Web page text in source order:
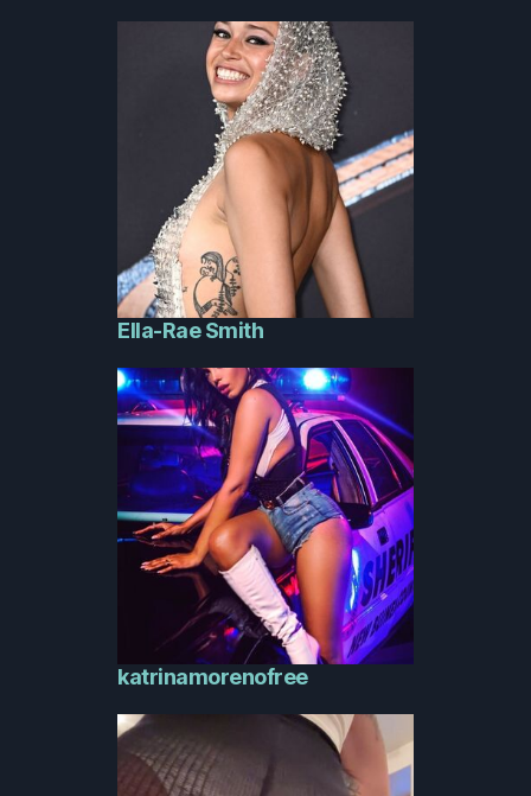
Ella-Rae Smith
katrinamorenofree